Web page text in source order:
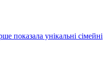
показала унікальні сімейні